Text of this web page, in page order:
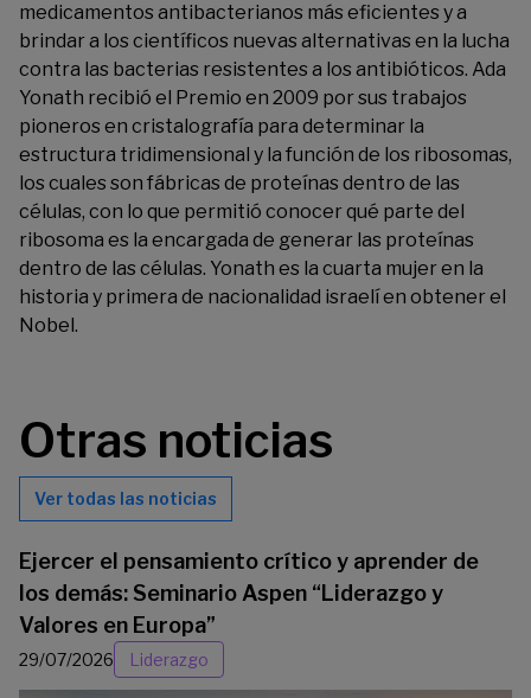
medicamentos antibacterianos más eficientes y a
brindar a los científicos nuevas alternativas en la lucha
contra las bacterias resistentes a los antibióticos. Ada
Yonath recibió el Premio en 2009 por sus trabajos
pioneros en cristalografía para determinar la
estructura tridimensional y la función de los ribosomas,
los cuales son fábricas de proteínas dentro de las
células, con lo que permitió conocer qué parte del
ribosoma es la encargada de generar las proteínas
dentro de las células. Yonath es la cuarta mujer en la
historia y primera de nacionalidad israelí en obtener el
Nobel.
Otras noticias
Ver todas las noticias
Ejercer el pensamiento crítico y aprender de
los demás: Seminario Aspen “Liderazgo y
Valores en Europa”
29/07/2026 Liderazgo